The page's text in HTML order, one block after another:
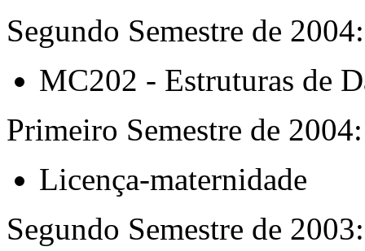
Segundo Semestre de 2004:
MC202 - Estruturas de
Primeiro Semestre de 2004:
Licença-maternidade
Segundo Semestre de 2003: